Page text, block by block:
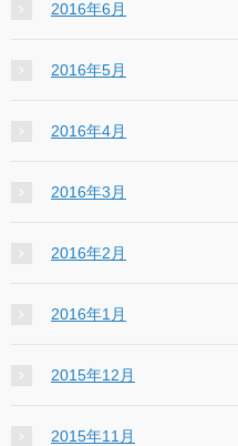
2016年6月
2016年5月
2016年4月
2016年3月
2016年2月
2016年1月
2015年12月
2015年11月